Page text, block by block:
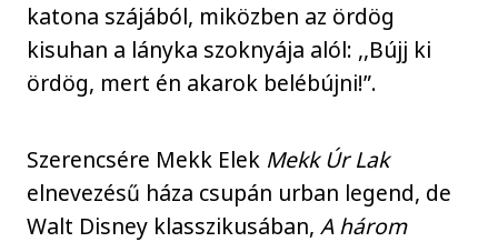
katona szájából, miközben az ördög
kisuhan a lányka szoknyája alól: ,,Bújj ki
ördög, mert én akarok belébújni!”.
Szerencsére Mekk Elek Mekk Úr Lak
elnevezésű háza csupán urban legend, de
Walt Disney klasszikusában,A három